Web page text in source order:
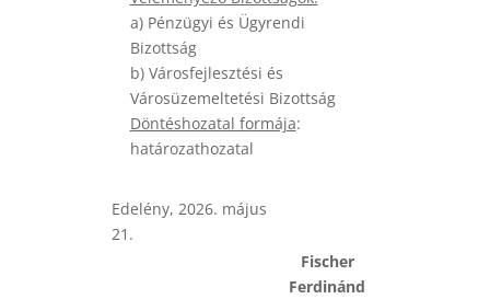
a) Pénzügyi és Ügyrendi
Bizottság
b) Városfejlesztési és
Városüzemeltetési Bizottság
Döntéshozatal formája:
határozathozatal
Edelény, 2026. május
21.
Fischer
Ferdinánd